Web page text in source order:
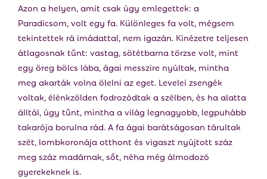
Azon a helyen, amit csak úgy emlegettek: a
Paradicsom, volt egy fa. Különleges fa volt, mégsem
tekintettek rá imádattal, nem igazán. Kinézetre teljesen
átlagosnak tűnt: vastag, sötétbarna törzse volt, mint
egy öreg bölcs lába, ágai messzire nyúltak, mintha
meg akarták volna ölelni az eget. Levelei zsengék
voltak, élénkzölden fodrozódtak a szélben, és ha alatta
álltál, úgy tűnt, mintha a világ legnagyobb, legpuhább
takarója borulna rád. A fa ágai barátságosan tárultak
szét, lombkoronája otthont és vigaszt nyújtott száz
meg száz madárnak, sőt, néha még álmodozó
gyerekeknek is.